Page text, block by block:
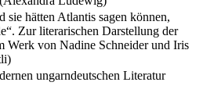
sie hätten Atlantis sagen können,
Zur literarischen Darstellung der
Werk von Nadine Schneider und Iris
ungarndeutschen Literatur